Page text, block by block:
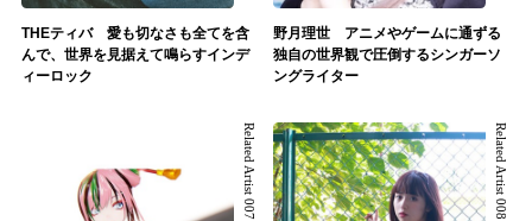
THEティバ 愛も切なさも全てを含
んで、世界を見据えて鳴らすインデ
ィーロック
野月理世 アニメやゲームに通ずる
独自の世界観で圧倒するシンガーソ
ングライター
Related Artist 007 Related Artist 008